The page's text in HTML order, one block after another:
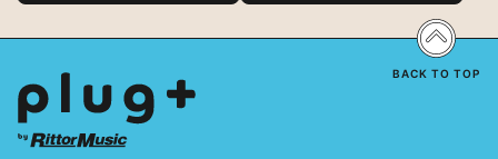
Vocal Expression Lies in “Love
for the singing characters” and
BACK TO TOP